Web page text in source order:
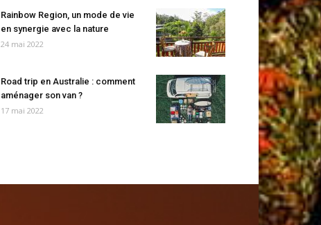
Rainbow Region, un mode de vie
en synergie avec la nature
24 mai 2022
Road trip en Australie : comment
aménager son van ?
17 mai 2022